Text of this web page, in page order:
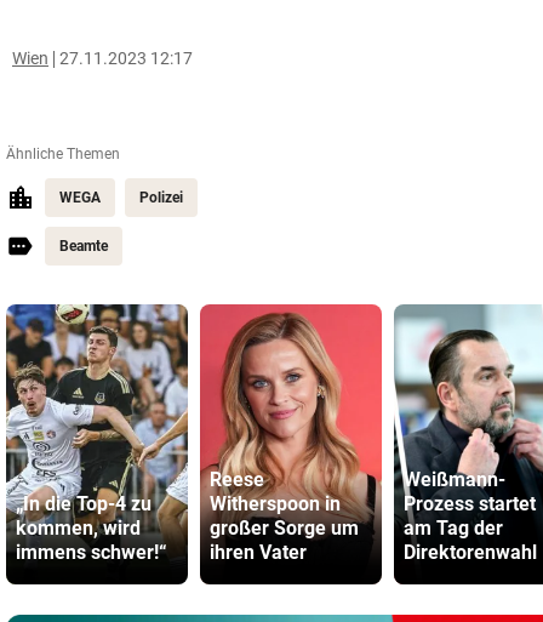
Wien 27.11.2023 12:17
Ähnliche Themen
WEGA Polizei
Beamte
„In die Top-4 zu
kommen, wird
immens schwer!“
Reese
Witherspoon in
großer Sorge um
ihren Vater
Weißmann-
Prozess startet
am Tag der
Direktorenwahl